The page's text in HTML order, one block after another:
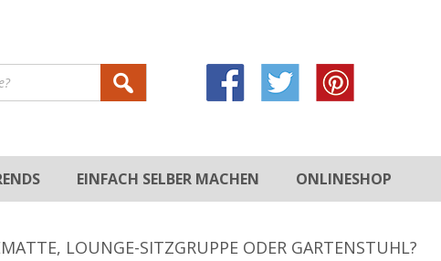
EINFACH SELBER MACHEN ONLINESHOP
LOUNGE-SITZGRUPPE ODER GARTENSTUHL?